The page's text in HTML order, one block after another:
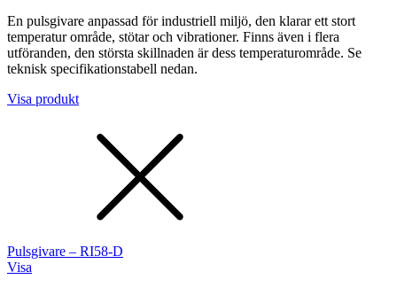
En pulsgivare anpassad för industriell miljö, den klarar ett stort
temperatur område, stötar och vibrationer. Finns även i flera
utföranden, den största skillnaden är dess temperaturområde. Se
teknisk specifikationstabell nedan.
Visa produkt
Pulsgivare – RI58-D
Visa